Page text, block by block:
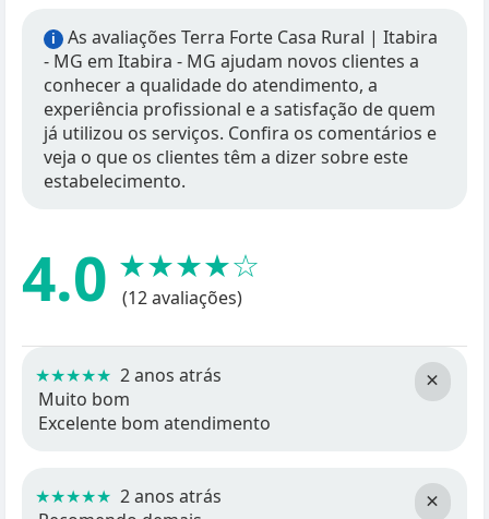
i
As avaliações Terra Forte Casa Rural | Itabira
- MG em Itabira - MG ajudam novos clientes a
conhecer a qualidade do atendimento, a
experiência profissional e a satisfação de quem
já utilizou os serviços. Confira os comentários e
veja o que os clientes têm a dizer sobre este
estabelecimento.
4.0 ★★★★☆
(12 avaliações)
×
★★★★★ 2 anos atrás
Muito bom
Excelente bom atendimento
×
★★★★★ 2 anos atrás